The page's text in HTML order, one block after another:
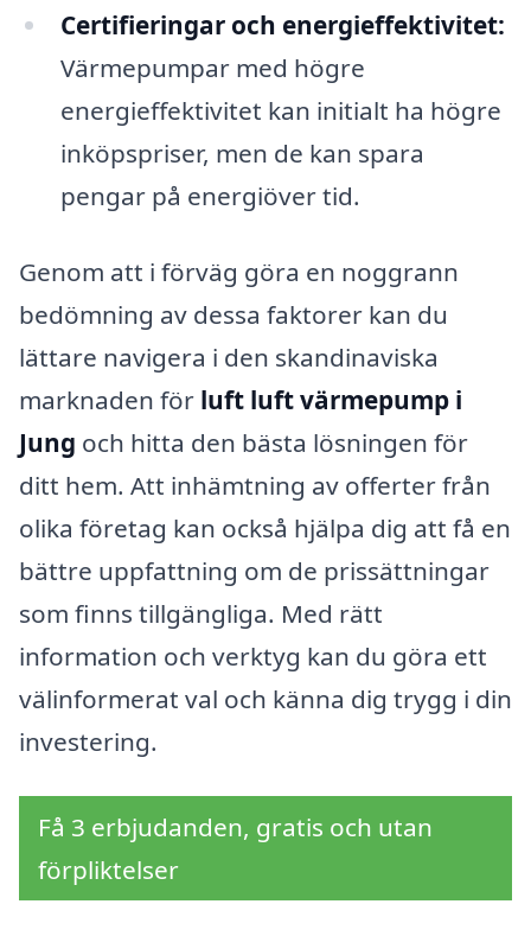
Certifieringar och energieffektivitet:
Värmepumpar med högre
energieffektivitet kan initialt ha högre
inköpspriser, men de kan spara
pengar på energiöver tid.
Genom att i förväg göra en noggrann
bedömning av dessa faktorer kan du
lättare navigera i den skandinaviska
marknaden för luft luft värmepump i
Jung och hitta den bästa lösningen för
ditt hem. Att inhämtning av offerter från
olika företag kan också hjälpa dig att få en
bättre uppfattning om de prissättningar
som finns tillgängliga. Med rätt
information och verktyg kan du göra ett
välinformerat val och känna dig trygg i din
investering.
Få 3 erbjudanden, gratis och utan
förpliktelser